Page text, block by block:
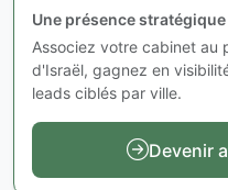
Une présence
Associez votre cabinet au
d'Israël, gagnez en
leads ciblés par ville.
Devenir